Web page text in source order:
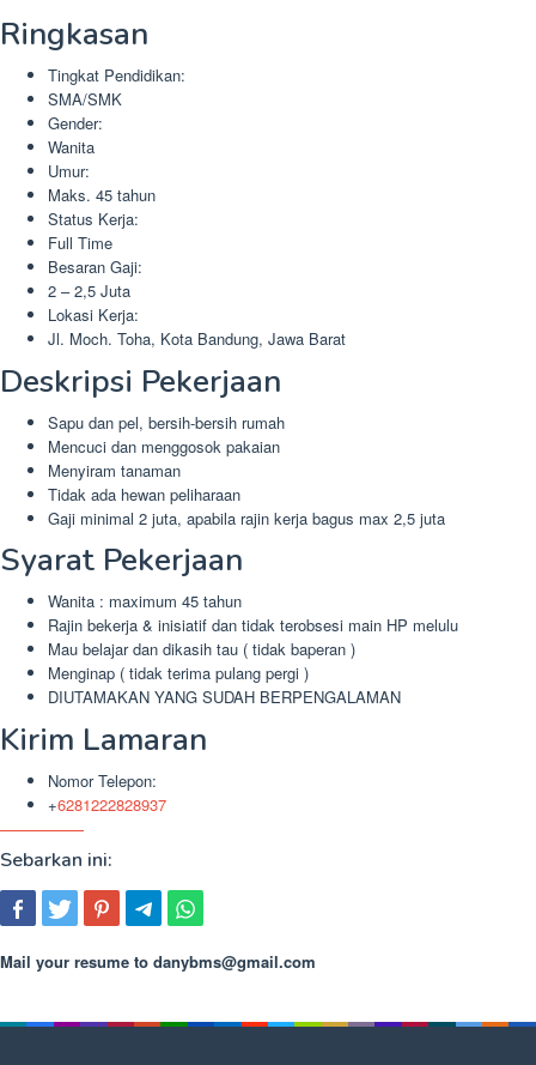
Ringkasan
Tingkat Pendidikan:
SMA/SMK
Gender:
Wanita
Umur:
Maks. 45 tahun
Status Kerja:
Full Time
Besaran Gaji:
2 – 2,5 Juta
Lokasi Kerja:
Jl. Moch. Toha, Kota Bandung, Jawa Barat
Deskripsi Pekerjaan
Sapu dan pel, bersih-bersih rumah
Mencuci dan menggosok pakaian
Menyiram tanaman
Tidak ada hewan peliharaan
Gaji minimal 2 juta, apabila rajin kerja bagus max 2,5 juta
Syarat Pekerjaan
Wanita : maximum 45 tahun
Rajin bekerja & inisiatif dan tidak terobsesi main HP melulu
Mau belajar dan dikasih tau ( tidak baperan )
Menginap ( tidak terima pulang pergi )
DIUTAMAKAN YANG SUDAH BERPENGALAMAN
Kirim Lamaran
Nomor Telepon:
+6281222828937
Sebarkan ini:
Mail your resume to danybms@gmail.com